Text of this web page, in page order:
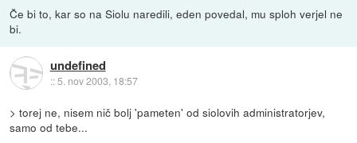
Če bi to, kar so na Siolu naredili, eden povedal, mu sploh verjel ne
bi.
undefined
::5. nov 2003, 18:57
> torej ne, nisem nič bolj 'pameten' od siolovih administratorjev,
samo od tebe...